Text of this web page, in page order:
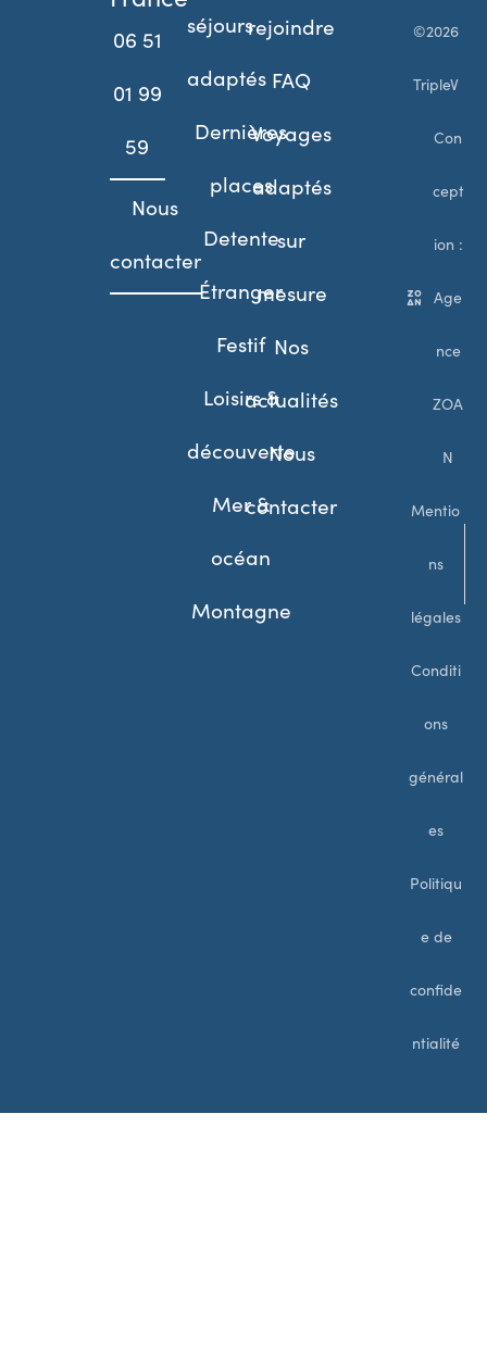
06 51
01 99
59
Nous
contacter
séjours
adaptés
Dernières
places
Detente
Étranger
Festif
Loisirs &
découverte
Mer &
océan
Montagne
rejoindre
FAQ
Voyages
adaptés
sur
mesure
Nos
actualités
Nous
contacter
©2026
TripleV
Con
cept
ion :
Age
nce
ZOA
N
Mentio
ns
légales
Conditi
ons
général
es
Politiqu
e de
confide
ntialité